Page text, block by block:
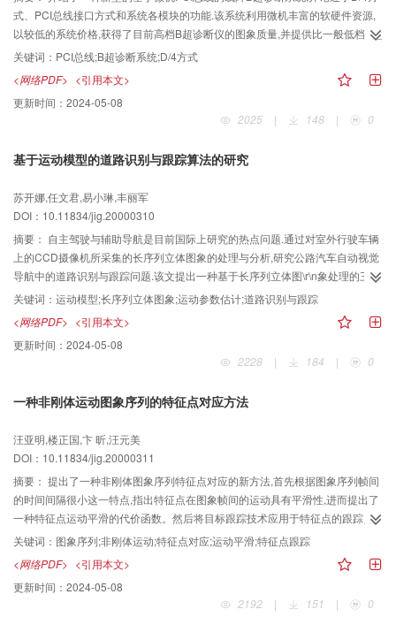
式、PCI总线接口方式和系统各模块的功能.该系统利用微机丰富的软硬件资源,
以较低的系统价格,获得了目前高档B超诊断仪的图象质量,并提供比一般低档B超
诊断仪强大得多的功能,足以满足普通用户的需求.同时该系统可实现许多在传统
B超诊断仪上难以实现的功能(如电影回放,超声图象的存储、处理、传输,字符叠
加,远程诊断等).该系统最大的特点是采用PCI总线将B超图象实时送入PC微机并
采用PC微机的终端作为图象显示器,同时采用了D/4方式以提
关键词： PCI总线;B超诊断系统;D/4方式
<网络PDF> <引用本文>
更新时间： 2024-05-08
2025
| 148 | 0
基于运动模型的道路识别与跟踪算法的研究
苏开娜,任文君,易小琳,丰丽军
DOI：10.11834/jig.20000310
摘要： 自主驾驶与辅助导航是目前国际上研究的热点问题.通过对室外行驶车辆
上的CCD摄像机所采集的长序列立体图象的处理与分析,研究公路汽车自动视觉
导航中的道路识别与跟踪问题.该文提出一种基于长序列立体图\r\n象处理的三维
运动参数估计算法,算法的核心是采用了能有效抑制噪声的边缘检测模板,建立了
车辆行驶过程中的道路曲率动态模型、车自身的运动模型和摄像机的透视投影
模型,并通过卡尔曼滤波器进行三维运动参数的估计.算法具有快速、鲁棒性好及
实用性强的优点.文章还给出了在室外环境下拍摄的真实图象的实验结果.实验证
关键词： 运动模型;长序列立体图象;运动参数估计;道路识别与跟踪
<网络PDF> <引用本文>
更新时间： 2024-05-08
2228
| 184 | 0
一种非刚体运动图象序列的特征点对应方法
汪亚明,楼正国,卞 昕,汪元美
DOI：10.11834/jig.20000311
摘要： 提出了一种非刚体图象序列特征点对应的新方法,首先根据图象序列帧间
的时间间隔很小这一特点,指出特征点在图象帧间的运动具有平滑性,进而提出了
一种特征点运动平滑的代价函数。然后将目标跟踪技术应用于特征点的跟踪,利
用两个一维卡尔曼滤波器分别对特征点的两个坐标进行预测跟踪。在图象帧间
的特征点对应过程中,该文综合考虑了特征点的预测位置与实际位置之间的距离
以及特征点的平滑代价函数等因素,从而使特征点的运动轨迹得到正确的延续。
特征点的遮挡问题可以通过特征点跟踪过程中对特征点位置的预测得到解决。
关键词： 图象序列;非刚体运动;特征点对应;运动平滑;特征点跟踪
<网络PDF> <引用本文>
更新时间： 2024-05-08
2192
| 151 | 0